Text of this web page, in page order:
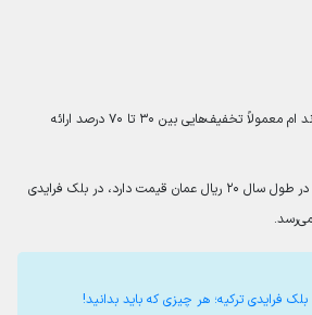
برندهای مطرح مانند زارا و اچ اند ام معمولاً تخفیف‌هایی بین ۳۰ تا ۷۰ درصد ارائه
به طور متوسط، یک پیراهن که در طول سال ۲۰ ریال عمان قیمت دارد، در بلک فرایدی
بلک فرایدی ترکیه؛ هر چیزی که باید بدانید!